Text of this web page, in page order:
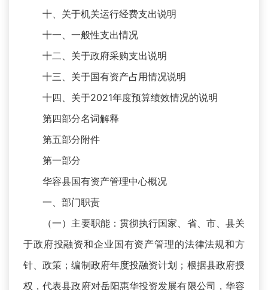
十、关于机关运行经费支出说明
十一、一般性支出情况
十二、关于政府采购支出说明
十三、关于国有资产占用情况说明
十四、关于2021年度预算绩效情况的说明
第四部分名词解释
第五部分附件
第一部分
华容县国有资产管理中心概况
一、部门职责
（一）主要职能：贯彻执行国家、省、市、县关
于政府投融资和企业国有资产管理的法律法规和方
针、政策；编制政府年度投融资计划；根据县政府授
权，代表县政府对岳阳惠华投资发展有限公司，华容